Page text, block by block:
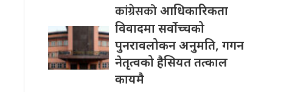
कांग्रेसकोआधिकारिकता
विवादमा सर्वोच्चको
पुनरावलोकन अनुमति, गगन
नेतृत्वको हैसियत तत्काल
कायमै